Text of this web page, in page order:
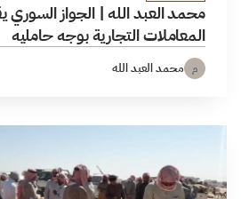
محمد العبد الله | الجواز السوري
المعاملات التجارية بوجه حامليه
م محمد العبد الله